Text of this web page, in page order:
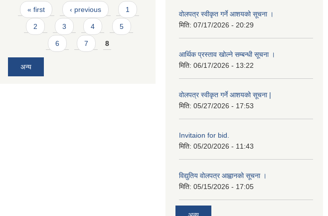
Pages
« first ‹ previous 1
2 3 4 5
6 7 8
अन्य
वोलपत्र स्वीकृत गर्ने आशयको सूचना ।
मिति: 07/17/2026 - 20:29
आर्थिक प्रस्ताव खोल्ने सम्बन्धी सूचना ।
मिति: 06/17/2026 - 13:22
वोलपत्र स्वीकृत गर्ने आशयको सूचना |
मिति: 05/27/2026 - 17:53
Invitaion for bid.
मिति: 05/20/2026 - 11:43
विद्युतिय वोलपत्र आह्वानको सूचना ।
मिति: 05/15/2026 - 17:05